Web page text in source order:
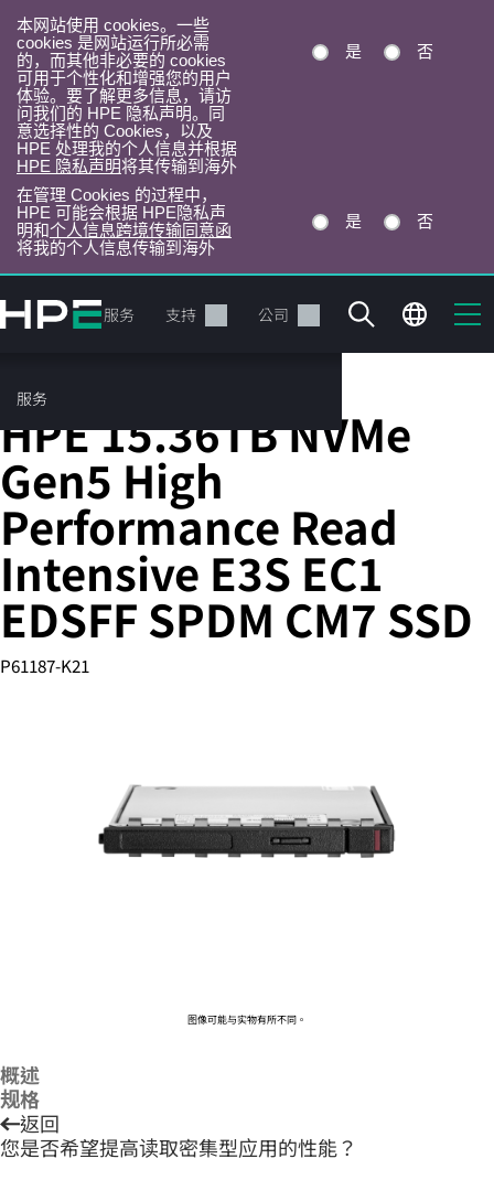
本网站使用 cookies。一些
cookies 是网站运行所必需
的，而其他非必要的 cookies
可用于个性化和增强您的用户
体验。要了解更多信息，请访
问我们的 HPE 隐私声明。同
意选择性的 Cookies，以及
HPE 处理我的个人信息并根据
HPE 隐私声明将其传输到海外
是 否
在管理 Cookies 的过程中，
HPE 可能会根据 HPE隐私声
明和个人信息跨境传输同意函
将我的个人信息传输到海外
是 否
转
到
目
录
产品 服务 支持 公司
服务
您的购物车目前是空的
前往 HPE 商店浏览、配置和订购。
Server Solid State Drives
HPE 15.36TB NVMe
Gen5 High
Performance Read
Intensive E3S EC1
EDSFF SPDM CM7 SSD
P61187-K21
图像可能与实物有所不同。
概述
规格
返回
您是否希望提高读取密集型应用的性能？